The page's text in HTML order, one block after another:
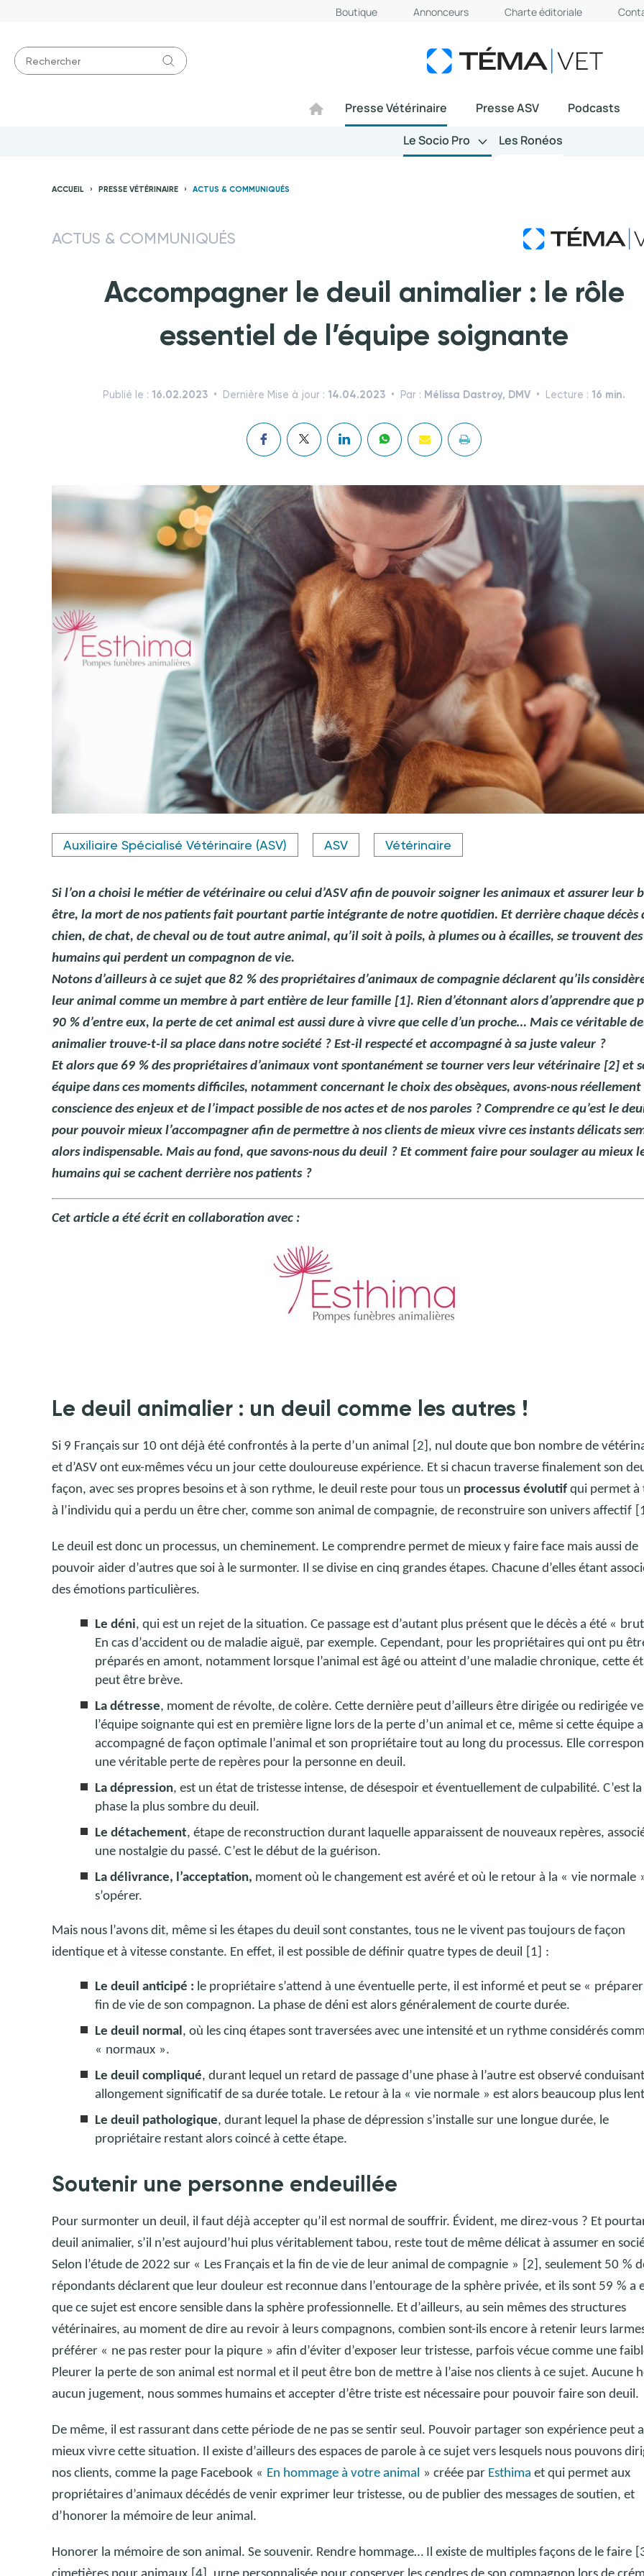
Boutique Annonceurs Charte éditoriale
Presse Vétérinaire
Le Socio Pro Les Ronéos
Presse ASV Podcasts
ACCUEIL PRESSE VÉTÉRINAIRE ACTUS & COMMUNIQUÉS
ACTUS & COMMUNIQUÉS
Accompagner le deuil animalier : le rôle
essentiel de l’équipe soignante
Publié le : 16.02.2023 Dernière Mise à jour : 14.04.2023 Par : Mélissa Dastroy, DMV Lecture : 16 min.
Crédit photo @svetikd - istockphoto.com
Auxiliaire Spécialisé Vétérinaire (ASV) ASV Vétérinaire
Si l’on a choisi le métier de vétérinaire ou celui d’ASV afin de pouvoir soigner les animaux et assurer leur
être, la mort de nos patients fait pourtant partie intégrante de notre quotidien. Et derrière chaque décès
chien, de chat, de cheval ou de tout autre animal, qu’il soit à poils, à plumes ou à écailles, se trouvent des
humains qui perdent un compagnon de vie.
Notons d’ailleurs à ce sujet que 82 % des propriétaires d’animaux de compagnie déclarent qu’ils
leur animal comme un membre à part entière de leur famille [1]. Rien d’étonnant alors d’apprendre que
90 % d’entre eux, la perte de cet animal est aussi dure à vivre que celle d’un proche… Mais ce véritable
animalier trouve-t-il sa place dans notre société ? Est-il respecté et accompagné à sa juste valeur ?
Et alors que 69 % des propriétaires d’animaux vont spontanément se tourner vers leur vétérinaire [2] et
équipe dans ces moments difficiles, notamment concernant le choix des obsèques, avons-nous réellement
conscience des enjeux et de l’impact possible de nos actes et de nos paroles ? Comprendre ce qu’est le
pour pouvoir mieux l’accompagner afin de permettre à nos clients de mieux vivre ces instants délicats
alors indispensable. Mais au fond, que savons-nous du deuil ? Et comment faire pour soulager au mieux
humains qui se cachent derrière nos patients ?
Cet article a été écrit en collaboration avec :
Le deuil animalier : un deuil comme les autres !
Si 9 Français sur 10 ont déjà été confrontés à la perte d’un animal
[2], nul doute que bon nombre de
et d’ASV ont eux-mêmes vécu un jour cette douloureuse expérience. Et si chacun traverse finalement son
façon, avec ses propres besoins et à son rythme, le deuil reste pour tous un processus évolutif qui permet à
à l’individu qui a perdu un être cher, comme son animal de compagnie, de reconstruire son univers affectif
Le deuil est donc un processus, un cheminement. Le comprendre permet de mieux y faire face mais aussi de
pouvoir aider d’autres que soi à le surmonter. Il se divise en cinq grandes étapes. Chacune d’elles étant
des émotions particulières.
Le déni, qui est un rejet de la situation. Ce passage est d’autant plus présent que le décès a été «
En cas d’accident ou de maladie aiguë, par exemple. Cependant, pour les propriétaires qui ont pu
préparés en amont, notamment lorsque l’animal est âgé ou atteint d’une maladie chronique, cette
peut être brève.
La détresse, moment de révolte, de colère. Cette dernière peut d’ailleurs être dirigée ou redirigée
l’équipe soignante qui est en première ligne lors de la perte d’un animal et ce, même si cette équipe a
accompagné de façon optimale l’animal et son propriétaire tout au long du processus. Elle
une véritable perte de repères pour la personne en deuil.
La dépression, est un état de tristesse intense, de désespoir et éventuellement de culpabilité. C’est la
phase la plus sombre du deuil.
Le détachement, étape de reconstruction durant laquelle apparaissent de nouveaux repères,
une nostalgie du passé. C’est le début de la guérison.
La délivrance, l’acceptation, moment où le changement est avéré et où le retour à la « vie normale
s’opérer.
Mais nous l’avons dit, même si les étapes du deuil sont constantes, tous ne le vivent pas toujours de façon
identique et à vitesse constante. En effet, il est possible de définir quatre types de deuil
[1] :
Le deuil anticipé : le propriétaire s’attend à une éventuelle perte, il est informé et peut se « préparer
fin de vie de son compagnon. La phase de déni est alors généralement de courte durée.
Le deuil normal , où les cinq étapes sont traversées avec une intensité et un rythme considérés
« normaux ».
Le deuil compliqué, durant lequel un retard de passage d’une phase à l’autre est observé
allongement significatif de sa durée totale. Le retour à la « vie normale » est alors beaucoup plus
Le deuil pathologique, durant lequel la phase de dépression s’installe sur une longue durée, le
propriétaire restant alors coincé à cette étape.
Soutenir une personne endeuillée
Pour surmonter un deuil, il faut déjà accepter qu’il est normal de souffrir. Évident, me direz-vous ? Et
deuil animalier, s’il n’est aujourd’hui plus véritablement tabou, reste tout de même délicat à assumer en
Selon l’étude de 2022 sur « Les Français et la fin de vie de leur animal de compagnie » [2], seulement 50 %
répondants déclarent que leur douleur est reconnue dans l’entourage de la sphère privée, et ils sont 59 % a
que ce sujet est encore sensible dans la sphère professionnelle. Et d’ailleurs, au sein mêmes des structures
vétérinaires, au moment de dire au revoir à leurs compagnons, combien sont-ils encore à retenir leurs
préférer « ne pas rester pour la piqure » afin d’éviter d’exposer leur tristesse, parfois vécue comme une
Pleurer la perte de son animal est normal et il peut être bon de mettre à l’aise nos clients à ce sujet. Aucune
aucun jugement, nous sommes humains et accepter d’être triste est nécessaire pour pouvoir faire son deuil.
De même, il est rassurant dans cette période de ne pas se sentir seul. Pouvoir partager son expérience peut
mieux vivre cette situation. Il existe d’ailleurs des espaces de parole à ce sujet vers lesquels nous pouvons
nos clients, comme la page Facebook « En hommage à votre animal » créée par Esthima et qui permet aux
propriétaires d’animaux décédés de venir exprimer leur tristesse, ou de publier des messages de soutien, et
d’honorer la mémoire de leur animal.
Honorer la mémoire de son animal. Se souvenir. Rendre hommage… Il existe de multiples façons de le faire